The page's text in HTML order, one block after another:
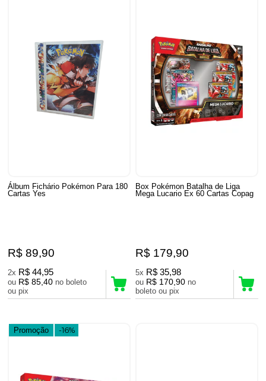
Álbum Fichário Pokémon Para 180
Cartas Yes
R$ 89,90
2x R$ 44,95
ou R$ 85,40 no boleto
ou pix
Box Pokémon Batalha de Liga
Mega Lucario Ex 60 Cartas Copag
R$ 179,90
5x R$ 35,98
ou R$ 170,90 no
boleto ou pix
Promoção -16%